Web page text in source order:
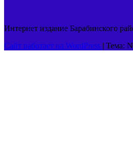
Интернет издание Барабинского
Сайт работает на WordPress | Тема: